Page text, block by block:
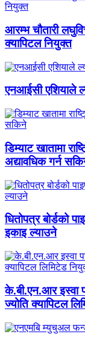
आरम्भ चौतारी
क्यापिटल नियुक्त
एनआईसी एशियाले
डिम्याट खातामा
अद्यावधिक गर्न
धितोपत्र बोर्डको
इकाइ ल्याउने
के.बी.एन.आर इस्वा
ज्योति क्यापिटल